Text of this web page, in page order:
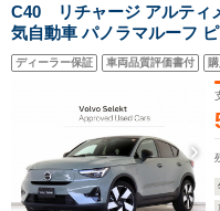
C40 リチャージ アルティ
気自動車 パノラマルーフ
グリーンM 前後シートヒー
ーター harman/kardonプレ
ヤモンドカットAW ワイヤ
ディーラー保証 車両品質評価書付